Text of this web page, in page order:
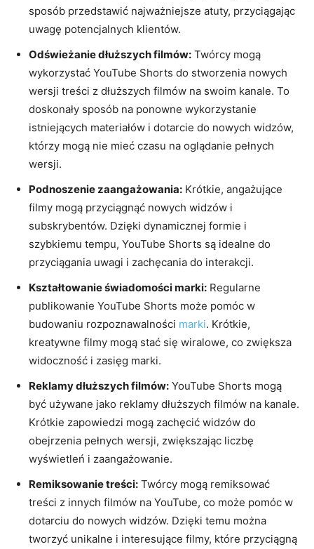
sposób przedstawić najważniejsze atuty, przyciągając
uwagę potencjalnych klientów.
Odświeżanie dłuższych filmów: Twórcy mogą
wykorzystać YouTube Shorts do stworzenia nowych
wersji treści z dłuższych filmów na swoim kanale. To
doskonały sposób na ponowne wykorzystanie
istniejących materiałów i dotarcie do nowych widzów,
którzy mogą nie mieć czasu na oglądanie pełnych
wersji.
Podnoszenie zaangażowania: Krótkie, angażujące
filmy mogą przyciągnąć nowych widzów i
subskrybentów. Dzięki dynamicznej formie i
szybkiemu tempu, YouTube Shorts są idealne do
przyciągania uwagi i zachęcania do interakcji.
Kształtowanie świadomości marki: Regularne
publikowanie YouTube Shorts może pomóc w
budowaniu rozpoznawalności marki. Krótkie,
kreatywne filmy mogą stać się wiralowe, co zwiększa
widoczność i zasięg marki.
Reklamy dłuższych filmów: YouTube Shorts mogą
być używane jako reklamy dłuższych filmów na kanale.
Krótkie zapowiedzi mogą zachęcić widzów do
obejrzenia pełnych wersji, zwiększając liczbę
wyświetleń i zaangażowanie.
Remiksowanie treści: Twórcy mogą remiksować
treści z innych filmów na YouTube, co może pomóc w
dotarciu do nowych widzów. Dzięki temu można
tworzyć unikalne i interesujące filmy, które przyciągną